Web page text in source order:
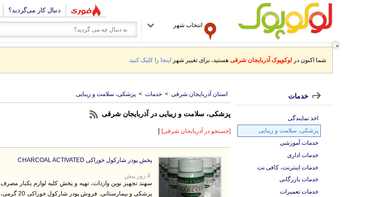
دنبال کار می‌گردید؟
انتخاب شهر
شما اکنون در لوکوپوک آذربایجان شرقی هستید، برای تغییر شهر اینجا را کلیک کنید.
استان آذربایجان شرقی > خدمات > پزشکی، سلامت و زیبایی
پزشکی، سلامت و زیبایی در آذربایجان شرقی
[جستجو در آذربایجان شرقی] |
پخش پودر شارکول خوراکی CHARCOAL ACTIVATED
سهند تجهیز نوین واردات، تهیه و پخش کلیه لوازم یکبار مصرف
پزشکی و بیمارستانی. فروش پودر شارکول خوراکی 20 گرمی،
4 روز پیش
خدمات
اخذ نمایندگی
پزشکی، سلامت و زیبایی
خدمات آموزشی
خدمات اداری
خدمات اینترنت، کافی نت
خدمات بازرگانی
خدمات تعمیرات